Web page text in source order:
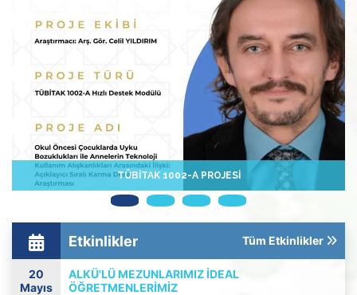
TÜBİTAK 1002-A PROJESİ
Etkinlikler Tüm Etkinlikler
20
Mayıs
ALKÜ'LÜ MEZUNLARIMIZ İDEAL
ÖĞRETMENLERİMİZ